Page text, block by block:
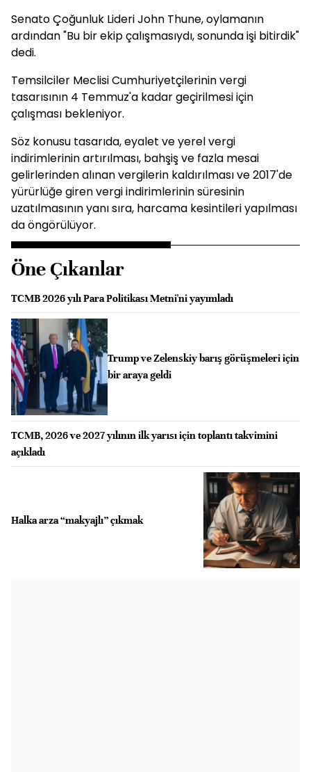
Senato Çoğunluk Lideri John Thune, oylamanın
ardından "Bu bir ekip çalışmasıydı, sonunda işi bitirdik"
dedi.
Temsilciler Meclisi Cumhuriyetçilerinin vergi
tasarısının 4 Temmuz'a kadar geçirilmesi için
çalışması bekleniyor.
Söz konusu tasarıda, eyalet ve yerel vergi
indirimlerinin artırılması, bahşiş ve fazla mesai
gelirlerinden alınan vergilerin kaldırılması ve 2017'de
yürürlüğe giren vergi indirimlerinin süresinin
uzatılmasının yanı sıra, harcama kesintileri yapılması
da öngörülüyor.
Öne Çıkanlar
TCMB 2026 yılı Para Politikası Metni'ni yayımladı
Trump ve Zelenskiy barış görüşmeleri için
bir araya geldi
TCMB, 2026 ve 2027 yılının ilk yarısı için toplantı takvimini
açıkladı
Halka arza “makyajlı” çıkmak